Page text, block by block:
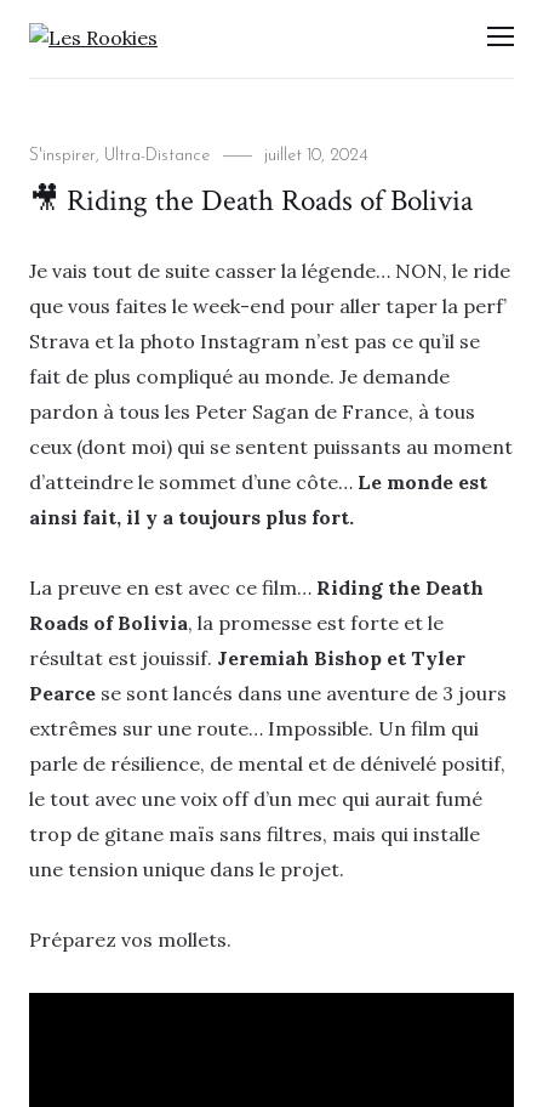
LES ROOKIES
Categories
S'inspirer, Ultra-Distance
Posted
juillet 10, 2024
🎥 Riding the Death Roads of Bolivia
Je vais tout de suite casser la légende… NON, le ride
que vous faites le week-end pour aller taper la perf’
Strava et la photo Instagram n’est pas ce qu’il se
fait de plus compliqué au monde. Je demande
pardon à tous les Peter Sagan de France, à tous
ceux (dont moi) qui se sentent puissants au moment
d’atteindre le sommet d’une côte… Le monde est
ainsi fait, il y a toujours plus fort.
La preuve en est avec ce film… Riding the Death
Roads of Bolivia, la promesse est forte et le
résultat est jouissif. Jeremiah Bishop et Tyler
Pearce se sont lancés dans une aventure de 3 jours
extrêmes sur une route… Impossible. Un film qui
parle de résilience, de mental et de dénivelé positif,
le tout avec une voix off d’un mec qui aurait fumé
trop de gitane maïs sans filtres, mais qui installe
une tension unique dans le projet.
Préparez vos mollets.